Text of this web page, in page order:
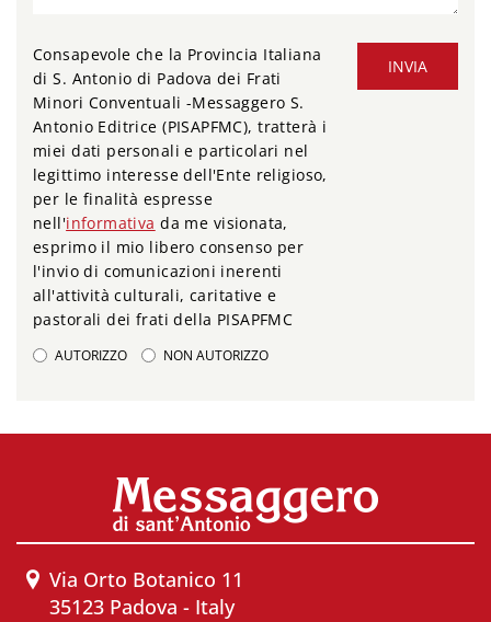
INVIA
Consapevole che la Provincia Italiana
di S. Antonio di Padova dei Frati
Minori Conventuali -Messaggero S.
Antonio Editrice (PISAPFMC), tratterà i
miei dati personali e particolari nel
legittimo interesse dell'Ente religioso,
per le finalità espresse
nell'informativa da me visionata,
esprimo il mio libero consenso per
l'invio di comunicazioni inerenti
all'attività culturali, caritative e
pastorali dei frati della PISAPFMC
AUTORIZZO NON AUTORIZZO
Via Orto Botanico 11
35123 Padova - Italy